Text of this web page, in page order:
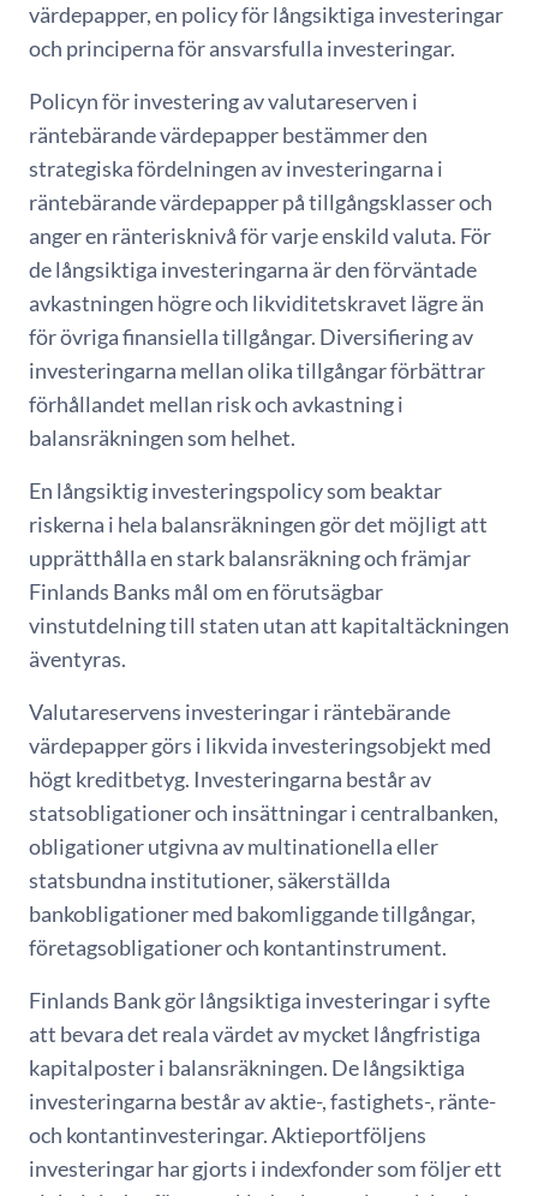
värdepapper, en policy för långsiktiga investeringar
och principerna för ansvarsfulla investeringar.
Policyn för investering av valutareserven i
räntebärande värdepapper bestämmer den
strategiska fördelningen av investeringarna i
räntebärande värdepapper på tillgångsklasser och
anger en ränterisknivå för varje enskild valuta. För
de långsiktiga investeringarna är den förväntade
avkastningen högre och likviditetskravet lägre än
för övriga finansiella tillgångar. Diversifiering av
investeringarna mellan olika tillgångar förbättrar
förhållandet mellan risk och avkastning i
balansräkningen som helhet.
En långsiktig investeringspolicy som beaktar
riskerna i hela balansräkningen gör det möjligt att
upprätthålla en stark balansräkning och främjar
Finlands Banks mål om en förutsägbar
vinstutdelning till staten utan att kapitaltäckningen
äventyras.
Valutareservens investeringar i räntebärande
värdepapper görs i likvida investeringsobjekt med
högt kreditbetyg. Investeringarna består av
statsobligationer och insättningar i centralbanken,
obligationer utgivna av multinationella eller
statsbundna institutioner, säkerställda
bankobligationer med bakomliggande tillgångar,
företagsobligationer och kontantinstrument.
Finlands Bank gör långsiktiga investeringar i syfte
att bevara det reala värdet av mycket långfristiga
kapitalposter i balansräkningen. De långsiktiga
investeringarna består av aktie-, fastighets-, ränte-
och kontantinvesteringar. Aktieportföljens
investeringar har gjorts i indexfonder som följer ett